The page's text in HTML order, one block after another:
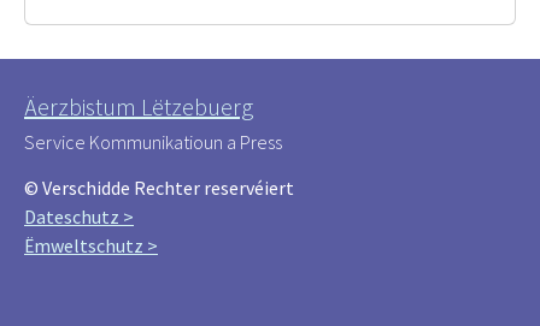
Äerzbistum Lëtzebuerg
Service Kommunikatioun a Press
© Verschidde Rechter reservéiert
Dateschutz >
Ëmweltschutz >